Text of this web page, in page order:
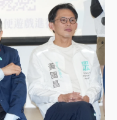
豪雨 今晚、明天影
未移置車輛最高罰